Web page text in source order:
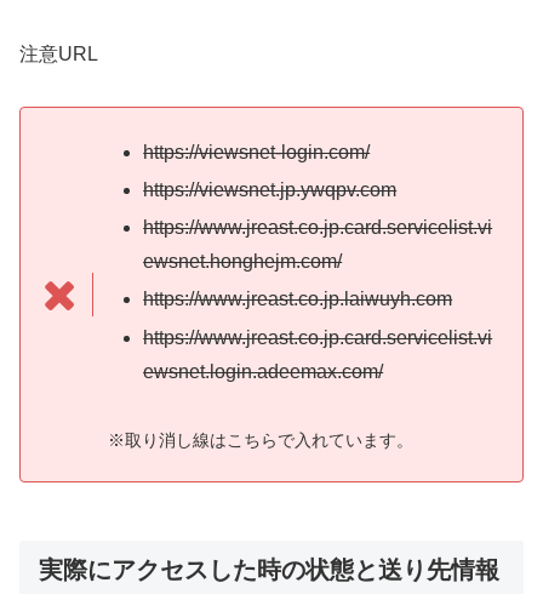
注意URL
https://viewsnet-login.com/
https://viewsnet.jp.ywqpv.com
https://www.jreast.co.jp.card.servicelist.vi
ewsnet.honghejm.com/
https://www.jreast.co.jp.laiwuyh.com
https://www.jreast.co.jp.card.servicelist.vi
ewsnet.login.adeemax.com/
※取り消し線はこちらで入れています。
実際にアクセスした時の状態と送り先情報